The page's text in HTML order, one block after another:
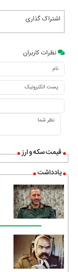
قیمت سکه و ارز
یادداشت
اشتراک گذاری
نظرات کاربران